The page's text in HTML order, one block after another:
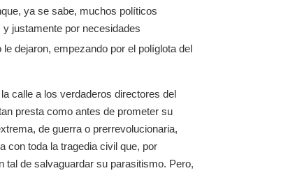
ya se sabe, muchos políticos
justamente por necesidades
dejaron, empezando por el políglota del
calle a los verdaderos directores del
presta como antes de prometer su
de guerra o prerrevolucionaria,
con toda la tragedia civil que, por
de salvaguardar su parasitismo. Pero,